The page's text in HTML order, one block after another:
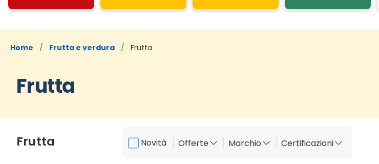
Home / Frutta e verdura / Frutta
Frutta
Frutta Novità Offerte Marchio Certificazioni